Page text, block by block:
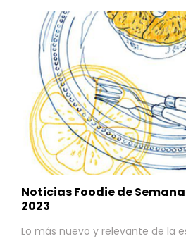
Noticias Foodie de
2023
Lo más nuevo y relevante de la